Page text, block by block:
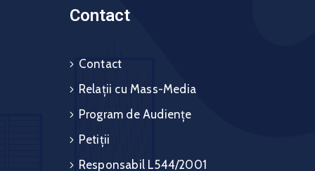
Contact
Contact
Relații cu Mass-Media
Program de Audiențe
Petiții
Responsabil L544/2001